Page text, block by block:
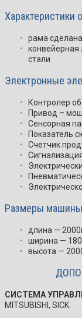
Характеристики
рама
стали
Электронные
Контролер
Привод –
Сенсорная
Показатель
Счетчик
Размеры
длина —
ширина —
высота —
СИСТЕМА
MITSUBISHI, SICK.